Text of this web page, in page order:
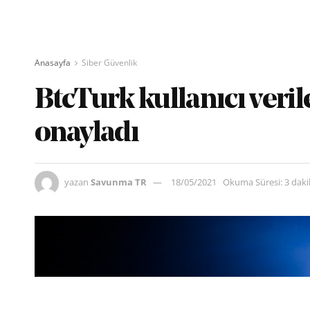
Anasayfa Siber Güvenlik
BtcTurk kullanıcı
onayladı
yazan Savunma TR 18/05/2021 Okuma Süresi: 3